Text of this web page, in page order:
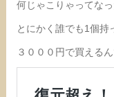
何じゃこりゃってなっ
とにかく誰でも1個持
３０００円で買えるん